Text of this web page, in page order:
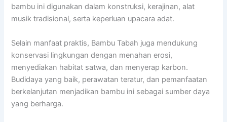
bambu ini digunakan dalam konstruksi, kerajinan, alat
musik tradisional, serta keperluan upacara adat.
Selain manfaat praktis, Bambu Tabah juga mendukung
konservasi lingkungan dengan menahan erosi,
menyediakan habitat satwa, dan menyerap karbon.
Budidaya yang baik, perawatan teratur, dan pemanfaatan
berkelanjutan menjadikan bambu ini sebagai sumber daya
yang berharga.